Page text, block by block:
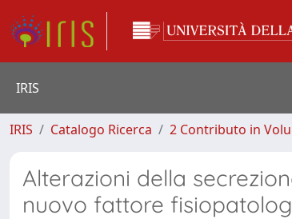
IRIS
IRIS Catalogo Ricerca 2 Contributo in
Alterazioni della
nuovo fattore